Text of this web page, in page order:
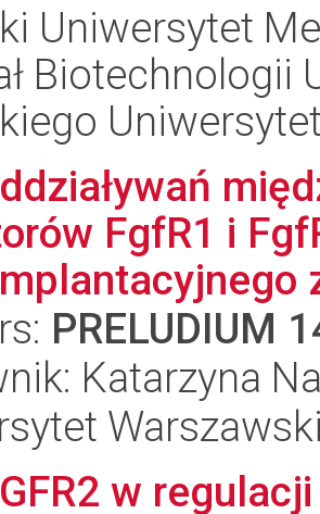
Uniwersytet
Biotechnologii
FgfR1 i
PRELUDIUM
Katarzyna
w